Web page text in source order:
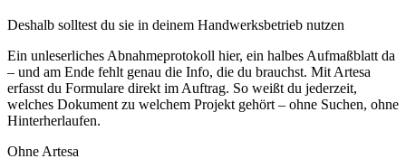
Deshalb solltest du sie in deinem Handwerksbetrieb nutzen
Ein unleserliches Abnahmeprotokoll hier, ein halbes Aufmaßblatt da
– und am Ende fehlt genau die Info, die du brauchst. Mit Artesa
erfasst du Formulare direkt im Auftrag. So weißt du jederzeit,
welches Dokument zu welchem Projekt gehört – ohne Suchen, ohne
Hinterherlaufen.
Ohne Artesa